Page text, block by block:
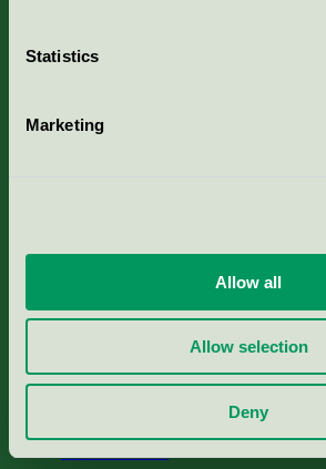
Statistics
Marketing
Allow all
Allow selection
Deny
Portal för massa, papper & tryckerier
Press
Om oss
Jobba hos oss